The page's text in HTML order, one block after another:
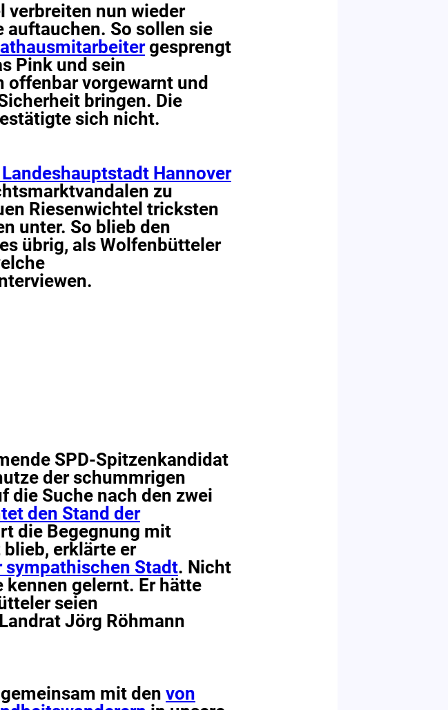
verbreiten nun wieder
auftauchen. So sollen sie
gesprengt
Pink und sein
offenbar vorgewarnt und
bringen. Die
sich nicht.
Hannover
zu
Riesenwichtel tricksten
unter. So blieb den
übrig, als Wolfenbütteler
SPD-Spitzenkandidat
der schummrigen
die Suche nach den zwei
den Stand der
die Begegnung mit
erklärte er
Stadt. Nicht
kennen gelernt. Er hätte
seien
Jörg Röhmann
mit den von